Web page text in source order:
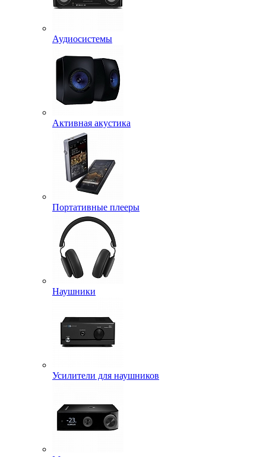
Аудиосистемы
Активная акустика
Портативные плееры
Наушники
Усилители для наушников